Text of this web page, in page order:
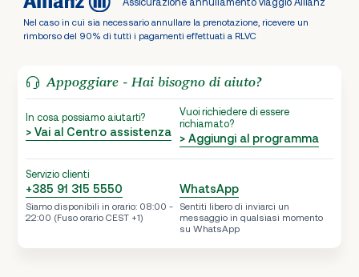
Nel caso in cui sia necessario annullare la prenotazione, ricevere un
rimborso del 90% di tutti i pagamenti effettuati a RLVC
Appoggiare - Hai bisogno di aiuto?
In cosa possiamo aiutarti?
> Vai al Centro assistenza
Vuoi richiedere di essere
richiamato?
> Aggiungi al programma
Servizio clienti
+385 91 315 5550
Siamo disponibili in orario: 08:00 -
22:00 (Fuso orario CEST +1)
WhatsApp
Sentiti libero di inviarci un
messaggio in qualsiasi momento
su WhatsApp